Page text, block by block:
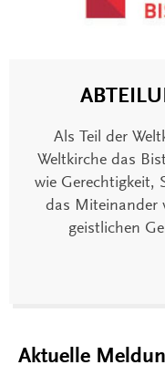
Als Teil der
Weltkirche das
wie Gerechtigkeit,
das Miteinander
geistlichen
Aktuelle